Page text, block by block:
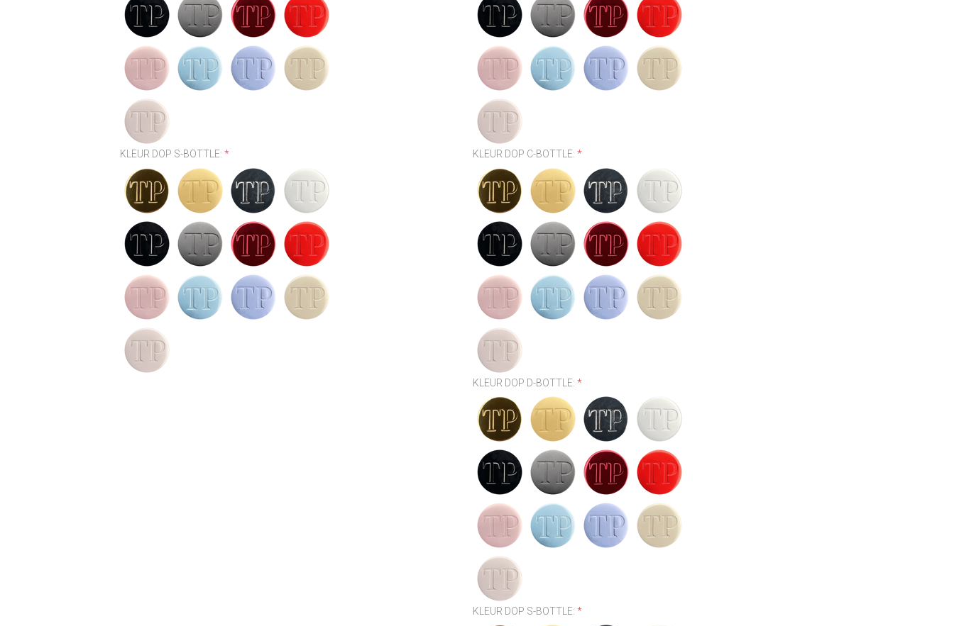
KLEUR DOP S-BOTTLE:* KLEUR DOP C-BOTTLE:*
KLEUR DOP D-BOTTLE:*
KLEUR DOP S-BOTTLE:*